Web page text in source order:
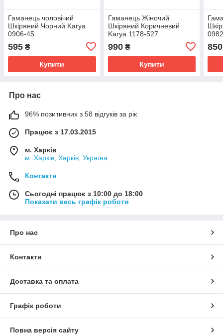
Гаманець чоловічий
Шкіряний Чорний Karya
0906-45
595 ₴
Купити
Гаманець Жіночий
Шкіряний Коричневий
Karya 1178-527
990₴
Купити
850
Про нас
96% позитивних з 58 відгуків за рік
Працює з 17.03.2015
м. Харків
м. Харків, Харків, Україна
Контакти
Сьогодні працює з 10:00 до 18:00
Показати весь графік роботи
Про нас
Контакти
Доставка та оплата
Графік роботи
Повна версія сайту